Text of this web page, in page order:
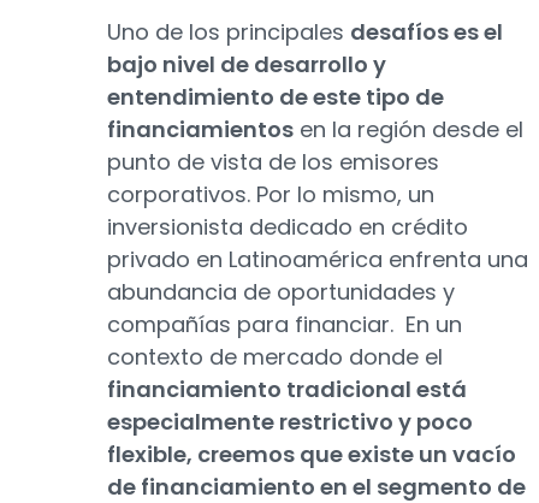
Uno de los principales desafíos es el
bajo nivel de desarrollo y
entendimiento de este tipo de
financiamientos en la región desde el
punto de vista de los emisores
corporativos. Por lo mismo, un
inversionista dedicado en crédito
privado en Latinoamérica enfrenta una
abundancia de oportunidades y
compañías para financiar. En un
contexto de mercado donde el
financiamiento tradicional está
especialmente restrictivo y poco
flexible, creemos que existe un vacío
de financiamiento en el segmento de